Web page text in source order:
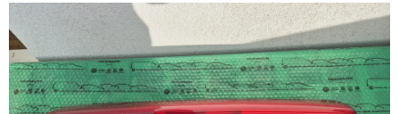
produktu
je
0,0
z
5
hvězdiček.